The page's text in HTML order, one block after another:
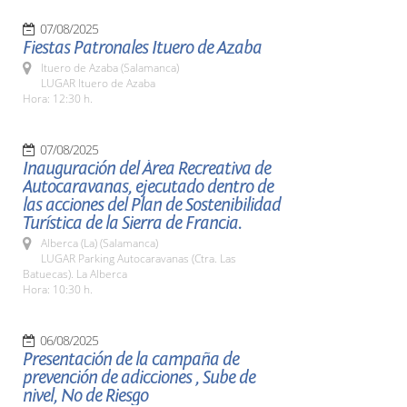
07/08/2025
Fiestas Patronales Ituero de Azaba
Ituero de Azaba (Salamanca)
LUGAR Ituero de Azaba
Hora: 12:30 h.
07/08/2025
Inauguración del Área Recreativa de
Autocaravanas, ejecutado dentro de
las acciones del Plan de Sostenibilidad
Turística de la Sierra de Francia.
Alberca (La) (Salamanca)
LUGAR Parking Autocaravanas (Ctra. Las
Batuecas). La Alberca
Hora: 10:30 h.
06/08/2025
Presentación de la campaña de
prevención de adicciones , Sube de
nivel, No de Riesgo